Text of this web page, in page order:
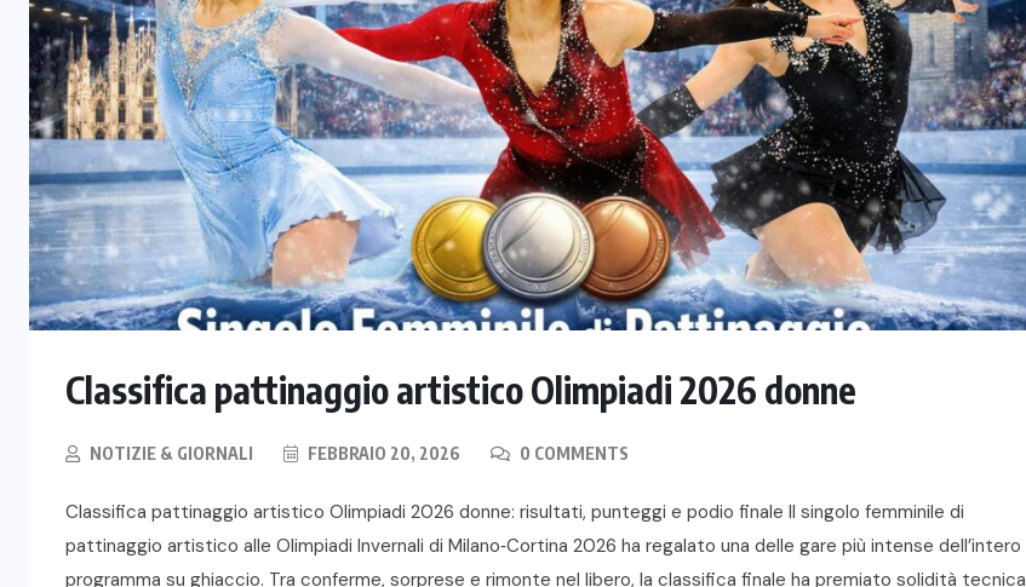
Classifica pattinaggio artistico Olimpiadi 2026 donne
NOTIZIE & GIORNALI FEBBRAIO 20, 2026 0 COMMENTS
Classifica pattinaggio artistico Olimpiadi 2026 donne: risultati, punteggi e podio finale Il singolo femminile di
pattinaggio artistico alle Olimpiadi Invernali di Milano‑Cortina 2026 ha regalato una delle gare più intense dell’intero
programma su ghiaccio. Tra conferme, sorprese e rimonte nel libero, la classifica finale ha premiato solidità tecnica